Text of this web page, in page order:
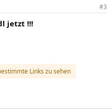
#3
jetzt !!!
Links zu sehen